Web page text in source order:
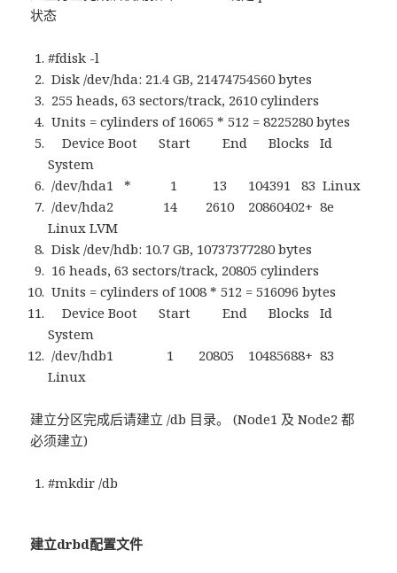
状态
#fdisk -l
Disk /dev/hda: 21.4 GB, 21474754560 bytes
255 heads, 63 sectors/track, 2610 cylinders
Units = cylinders of 16065 * 512 = 8225280 bytes
Device Boot Start End Blocks Id
System
/dev/hda1 * 1 13 104391 83 Linux
/dev/hda2 14 2610 20860402+ 8e
Linux LVM
Disk /dev/hdb: 10.7 GB, 10737377280 bytes
16 heads, 63 sectors/track, 20805 cylinders
Units = cylinders of 1008 * 512 = 516096 bytes
Device Boot Start End Blocks Id
System
/dev/hdb1 1 20805 10485688+ 83
Linux
建立分区完成后请建立 /db 目录。 (Node1 及 Node2 都
必须建立)
#mkdir /db
建立drbd配置文件